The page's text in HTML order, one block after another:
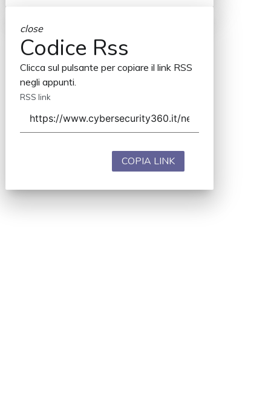
close
Codice Rss
Clicca sul pulsante per copiare il link RSS
negli appunti.
RSS link
COPIA LINK